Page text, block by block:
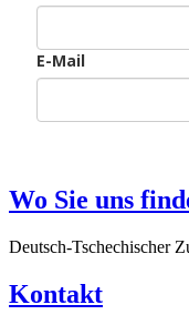
E-Mail
Wo Sie uns
Deutsch-Tschechischer
Kontakt